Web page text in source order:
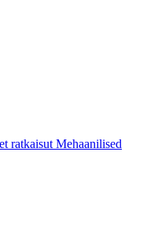
ratkaisut Mehaanilised